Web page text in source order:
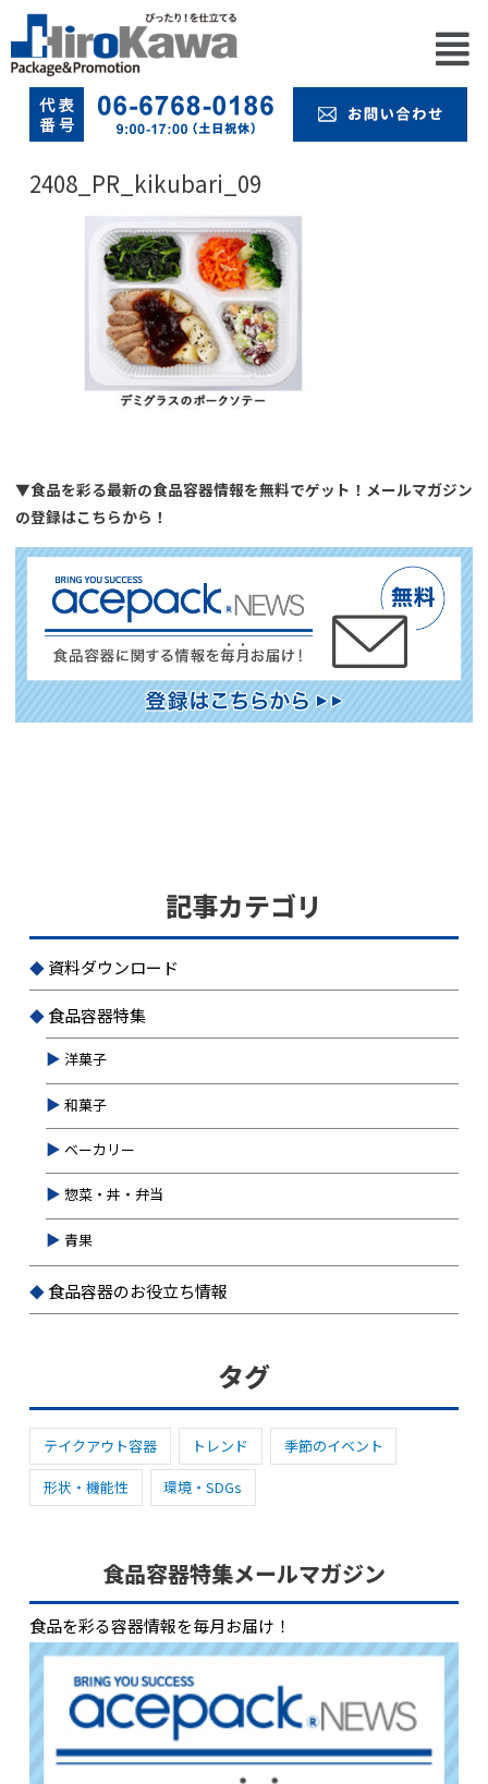
2408_PR_kikubari_09
▼食品を彩る最新の食品容器情報を無料でゲット！メールマガジン
の登録はこちらから！
記事カテゴリ
資料ダウンロード
食品容器特集
洋菓子
和菓子
ベーカリー
惣菜・丼・弁当
青果
食品容器のお役立ち情報
タグ
テイクアウト容器 トレンド
季節のイベント
形状・機能性
環境・SDGs
食品容器特集メールマガジン
食品を彩る容器情報を毎月お届け！